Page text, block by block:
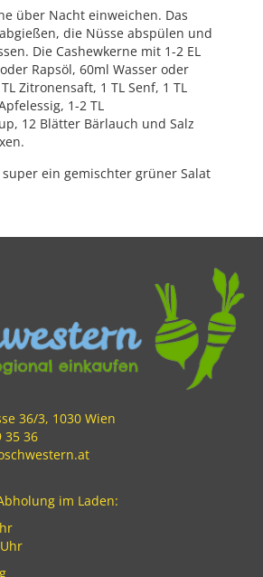
über Nacht einweichen. Das
die Nüsse abspülen und
Die Cashewkerne mit 1-2 EL
Rapsöl, 60ml Wasser oder
Zitronensaft, 1 TL Senf, 1 TL
1-2 TL
12 Blätter Bärlauch und Salz
super ein gemischter grüner Salat
36/3, 1030 Wien
35 36
im Laden: